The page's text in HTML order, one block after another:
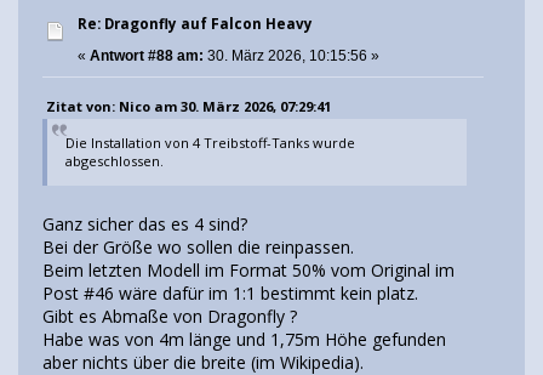
Re: Dragonfly auf Falcon Heavy
« Antwort #88 am: 30. März 2026, 10:15:56 »
Zitat von: Nico am 30. März 2026, 07:29:41
Die Installation von 4 Treibstoff-Tanks wurde
abgeschlossen.
Ganz sicher das es 4 sind?
Bei der Größe wo sollen die reinpassen.
Beim letzten Modell im Format 50% vom Original im
Post #46 wäre dafür im 1:1 bestimmt kein platz.
Gibt es Abmaße von Dragonfly ?
Habe was von 4m länge und 1,75m Höhe gefunden
aber nichts über die breite (im Wikipedia).